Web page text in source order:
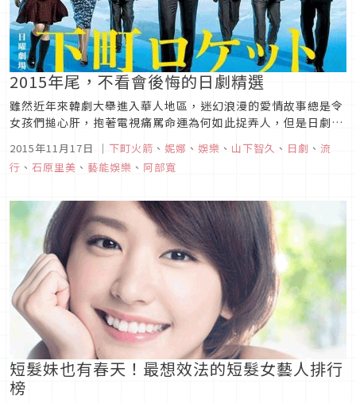
2015年尾，不看會後悔的日劇精選
雖然近年來韓劇大舉進入華人地區，迷幻浪漫的愛情故事總是令
女孩們搥心肝，抱著電視痛罵命運為何如此捉弄人，但是日劇包
生活樂趣，細膩卻又不會太用力的鋪陳方式，隱含教育性的各種
內容，卻也是日劇迷離不開追劇的原因。今年2015年秋冬季日
2015年11月17日 ｜ 下町火箭 、 妮娜 、 娛樂 、 山下智久 、 日劇 、 流
行 、 石原里美 、 藝能娛樂 、 阿部寬
短髮妹也有春天！最想效法的短髮女藝人排行
榜